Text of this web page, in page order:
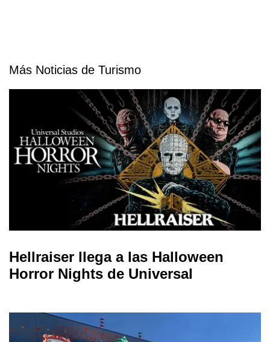
Más Noticias de Turismo
Hellraiser llega a las Halloween
Horror Nights de Universal